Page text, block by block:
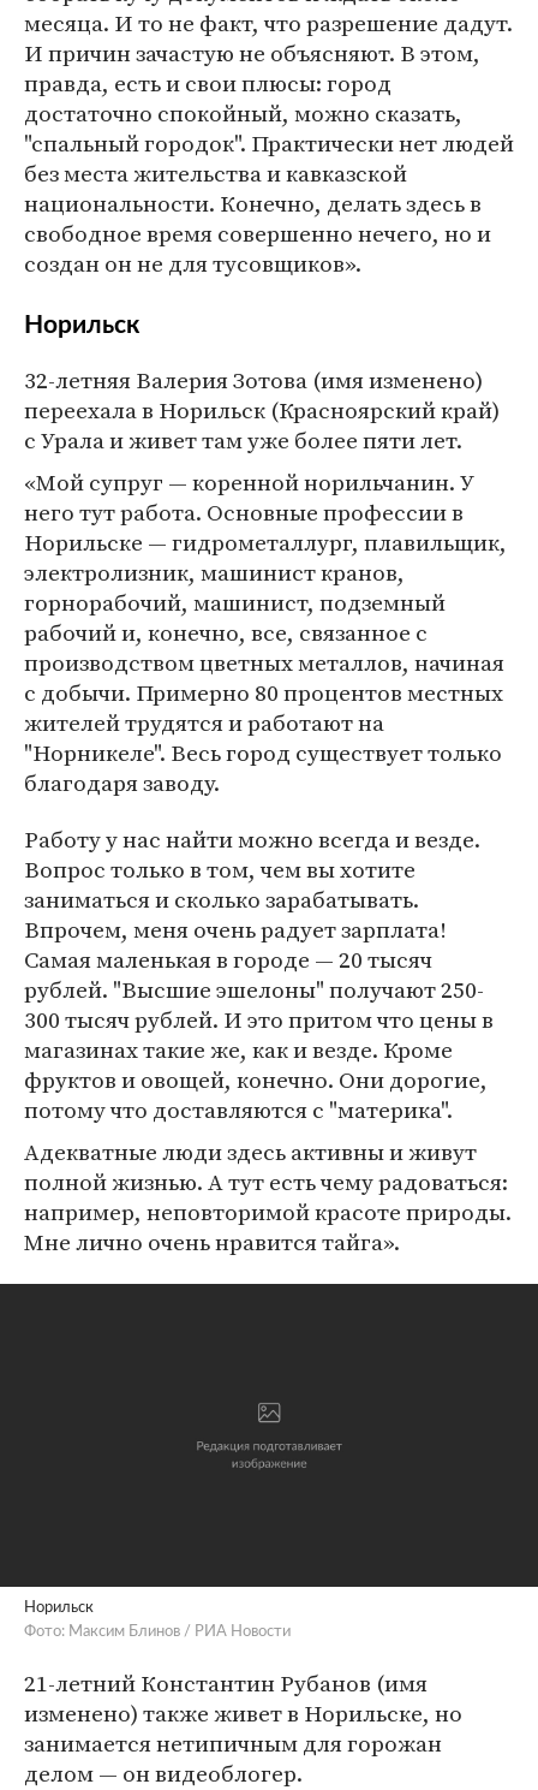
месяца. И то не факт, что разрешение дадут.
И причин зачастую не объясняют. В этом,
правда, есть и свои плюсы: город
достаточно спокойный, можно сказать,
"спальный городок". Практически нет людей
без места жительства и кавказской
национальности. Конечно, делать здесь в
свободное время совершенно нечего, но и
создан он не для тусовщиков».
Норильск
32-летняя Валерия Зотова (имя изменено)
переехала в Норильск (Красноярский край)
с Урала и живет там уже более пяти лет.
«Мой супруг — коренной норильчанин. У
него тут работа. Основные профессии в
Норильске — гидрометаллург, плавильщик,
электролизник, машинист кранов,
горнорабочий, машинист, подземный
рабочий и, конечно, все, связанное с
производством цветных металлов, начиная
с добычи. Примерно 80 процентов местных
жителей трудятся и работают на
"Норникеле". Весь город существует только
благодаря заводу.
Работу у нас найти можно всегда и везде.
Вопрос только в том, чем вы хотите
заниматься и сколько зарабатывать.
Впрочем, меня очень радует зарплата!
Самая маленькая в городе — 20 тысяч
рублей. "Высшие эшелоны" получают 250-
300 тысяч рублей. И это притом что цены в
магазинах такие же, как и везде. Кроме
фруктов и овощей, конечно. Они дорогие,
потому что доставляются с "материка".
Адекватные люди здесь активны и живут
полной жизнью. А тут есть чему радоваться:
например, неповторимой красоте природы.
Мне лично очень нравится тайга».
Норильск
Фото: Максим Блинов / РИА Новости
21-летний Константин Рубанов (имя
изменено) также живет в Норильске, но
занимается нетипичным для горожан
делом — он видеоблогер.